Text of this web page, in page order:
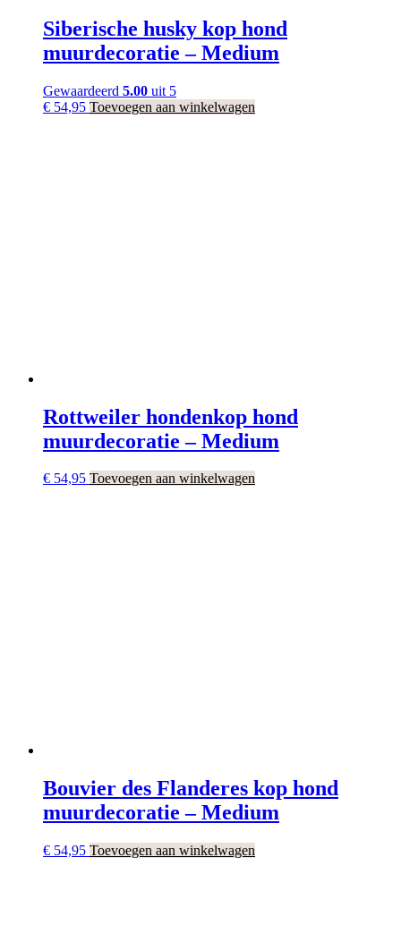
Siberische husky kop hond
muurdecoratie – Medium
Gewaardeerd 5.00 uit 5
€ 54,95 Toevoegen aan winkelwagen
Rottweiler hondenkop hond
muurdecoratie – Medium
€ 54,95 Toevoegen aan winkelwagen
Bouvier des Flanderes kop hond
muurdecoratie – Medium
€ 54,95 Toevoegen aan winkelwagen